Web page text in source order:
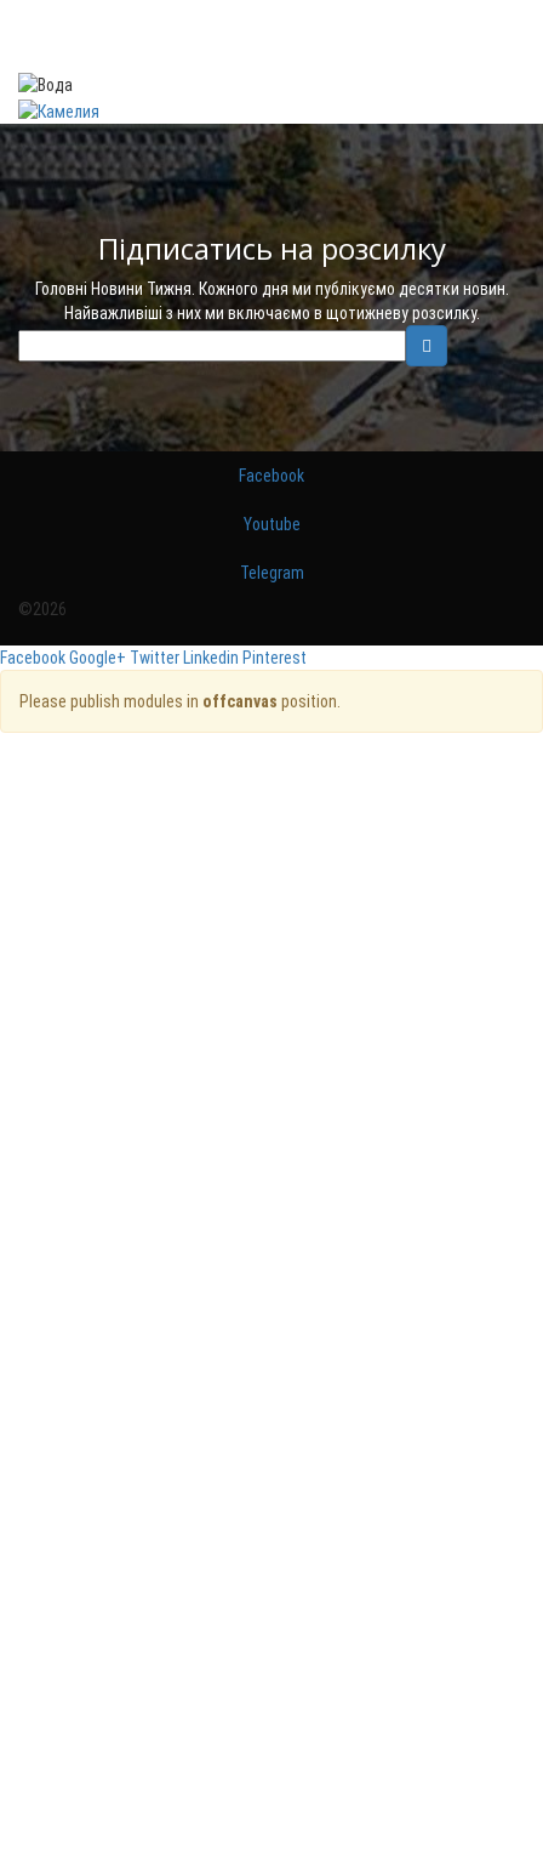
Підписатись на розсилку
Головні Новини Тижня. Кожного дня ми публікуємо десятки новин.
Найважливіші з них ми включаємо в щотижневу розсилку.
Facebook
Youtube
Telegram
©2026
FacebookGoogle+ TwitterLinkedin Pinterest
Please publish modules in offcanvas position.